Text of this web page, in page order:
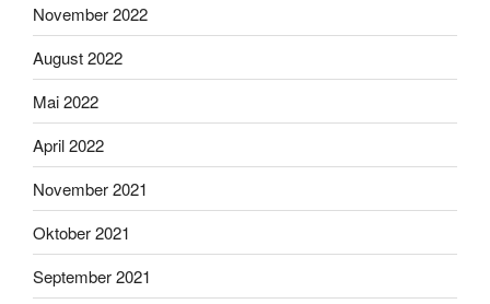
November 2022
August 2022
Mai 2022
April 2022
November 2021
Oktober 2021
September 2021